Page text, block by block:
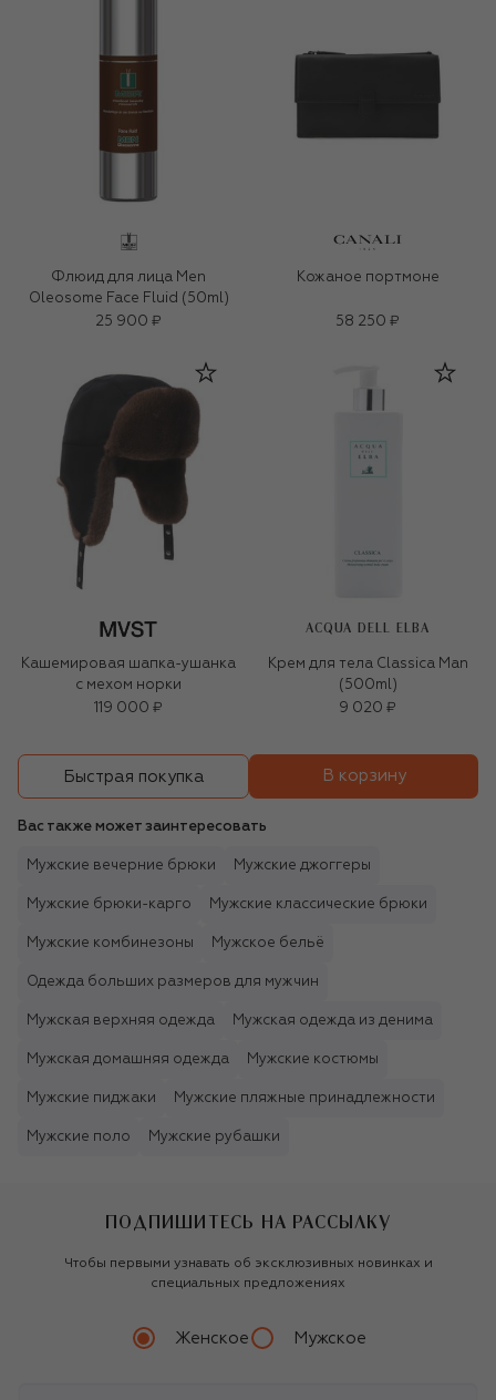
Флюид для лица Men
Oleosome Face Fluid (50ml)
25 900 ₽
Кожаное портмоне
58 250 ₽
Кашемировая шапка-ушанка
с мехом норки
119 000 ₽
ACQUA DELL ELBA
Крем для тела Classica Man
(500ml)
9 020 ₽
Быстрая покупка В корзину
Вас также может заинтересовать
Мужские вечерние брюки Мужские джоггеры
Мужские брюки-карго Мужские классические брюки
Мужские комбинезоны Мужское бельё
Одежда больших размеров для мужчин
Мужская верхняя одежда Мужская одежда из денима
Мужская домашняя одежда Мужские костюмы
Мужские пиджаки Мужские пляжные принадлежности
Мужские поло Мужские рубашки
ПОДПИШИТЕСЬ НА РАССЫЛКУ
Чтобы первыми узнавать об эксклюзивных новинках и
специальных предложениях
Женское Мужское